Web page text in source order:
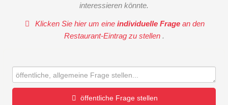
interessieren könnte.
Klicken Sie hier um eineindividuelle Frage an den
Restaurant-Eintrag zu stellen .
öffentliche Frage stellen